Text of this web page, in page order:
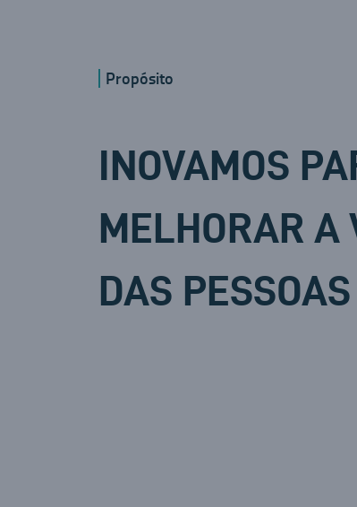
Propósito
INOVAMOS
MELHORAR A
DAS PESSOAS